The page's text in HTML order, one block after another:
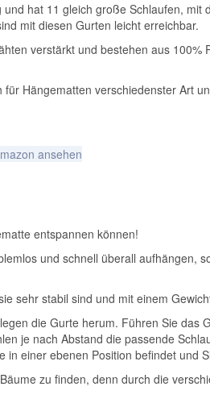
hat 11 gleich große Schlaufen,
mit diesen Gurten leicht erreichbar.
verstärkt und bestehen aus
Hängematten verschiedenster Art
ansehen
entspannen können!
und schnell überall aufhängen,
sehr stabil sind und mit einem
die Gurte herum. Führen Sie das
je nach Abstand die passende
einer ebenen Position befindet und
zu finden, denn durch die